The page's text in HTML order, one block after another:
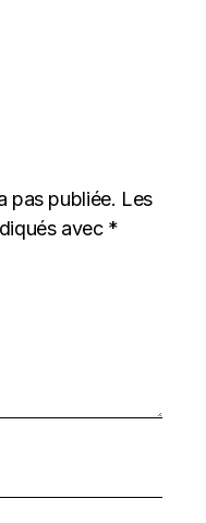
pas publiée. Les
avec *